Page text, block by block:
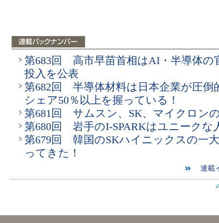
第683回 高市早苗首相はAI・半導体の
投入を公表
第682回 半導体材料は日本企業が圧倒
シェア50％以上を握っている！
第681回 サムスン、SK、マイクロン
第680回 岩手のI-SPARKはユニークな
第679回 韓国のSKハイニックスの一
ってきた！
連載